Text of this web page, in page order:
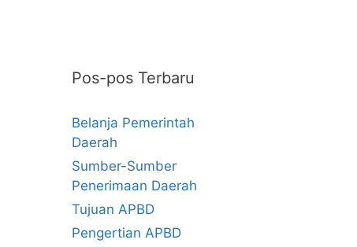
Pos-pos Terbaru
Belanja Pemerintah
Daerah
Sumber-Sumber
Penerimaan Daerah
Tujuan APBD
Pengertian APBD